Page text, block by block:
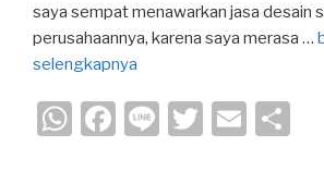
saya sempat menawarkan jasa desain
perusahaannya, karena saya merasa …
selengkapnya
W F
Li
T
E